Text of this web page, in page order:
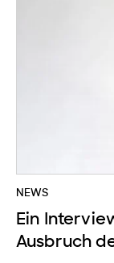
NEWS
Ein
Ausbruch